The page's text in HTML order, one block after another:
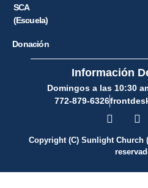
SCA
(Escuela)
Donación
Información
Domingos a las 10:30
772-879-6326
Copyright (C) Sunlight Church